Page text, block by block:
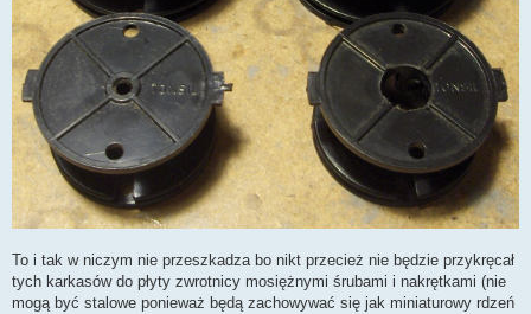
To i tak w niczym nie przeszkadza bo nikt przecież nie będzie przykręcał
tych karkasów do płyty zwrotnicy mosiężnymi śrubami i nakrętkami (nie
mogą być stalowe ponieważ będą zachowywać się jak miniaturowy rdzeń